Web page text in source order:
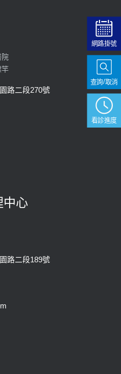
】新檢查服務
膽囊！膽結石、
院
竿
路二段270號
中心
路二段189號
網路掛號
看診進度
查詢/取消